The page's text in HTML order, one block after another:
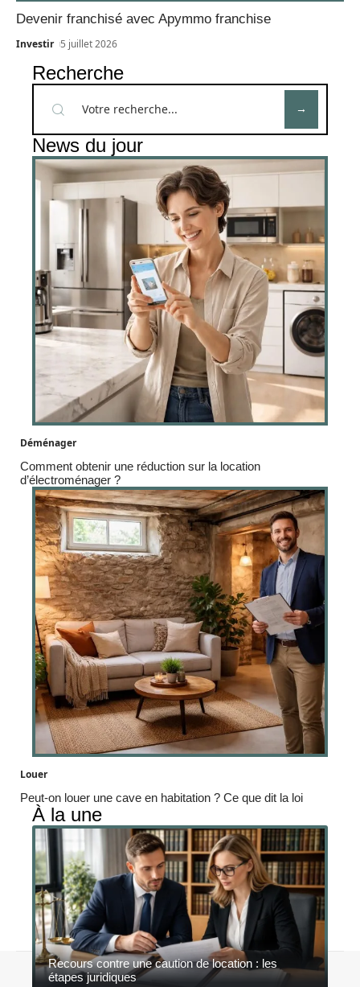
Devenir franchisé avec Apymmo franchise
Investir 5 juillet 2026
Recherche
News du jour
Déménager
Comment obtenir une réduction sur la location
d’électroménager ?
Louer
Peut-on louer une cave en habitation ? Ce que dit la loi
À la une
Recours contre une caution de location : les
étapes juridiques
Contact Mentions légales Sitemap